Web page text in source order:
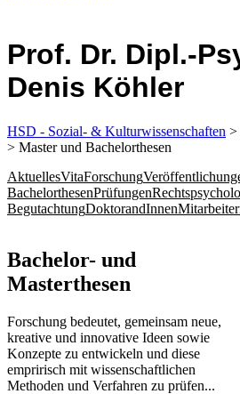
Prof. Dr. Dipl.-
Denis Köhler
HSD - Sozial- & Kulturwissenschaften >
> Master und Bachelorthesen
AktuellesVitaForschung
BachelorthesenPrüfungen
BegutachtungDoktorandInnen
Bachelor- und
Masterthesen
Forschung bedeutet, gemeinsam neue,
kreative und innovative Ideen sowie
Konzepte zu entwickeln und diese
empririsch mit wissenschaftlichen
Methoden und Verfahren zu prüfen...